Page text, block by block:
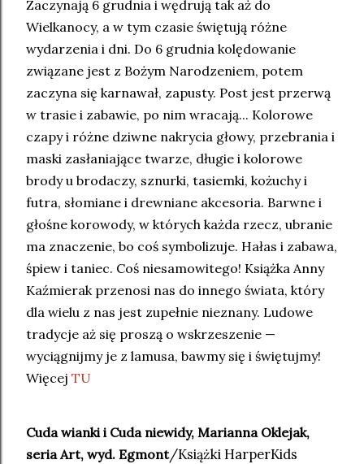
Zaczynają 6 grudnia i wędrują tak aż do
Wielkanocy, a w tym czasie świętują różne
wydarzenia i dni. Do 6 grudnia kolędowanie
związane jest z Bożym Narodzeniem, potem
zaczyna się karnawał, zapusty. Post jest przerwą
w trasie i zabawie, po nim wracają... Kolorowe
czapy i różne dziwne nakrycia głowy, przebrania i
maski zasłaniające twarze, długie i kolorowe
brody u brodaczy, sznurki, tasiemki, kożuchy i
futra, słomiane i drewniane akcesoria. Barwne i
głośne korowody, w których każda rzecz, ubranie
ma znaczenie, bo coś symbolizuje. Hałas i zabawa,
śpiew i taniec. Coś niesamowitego! Książka Anny
Kaźmierak przenosi nas do innego świata, który
dla wielu z nas jest zupełnie nieznany. Ludowe
tradycje aż się proszą o wskrzeszenie —
wyciągnijmy je z lamusa, bawmy się i świętujmy!
Więcej TU
Cuda wianki i Cuda niewidy, Marianna Oklejak,
seria Art, wyd. Egmont/Książki HarperKids